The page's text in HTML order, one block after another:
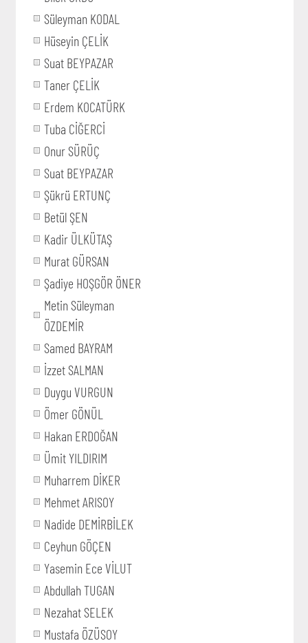
Süleyman KODAL
Hüseyin ÇELİK
Suat BEYPAZAR
Taner ÇELİK
Erdem KOCATÜRK
Tuba CİĞERCİ
Onur SÜRÜÇ
Suat BEYPAZAR
Şükrü ERTUNÇ
Betül ŞEN
Kadir ÜLKÜTAŞ
Murat GÜRSAN
Şadiye HOŞGÖR ÖNER
Metin Süleyman
ÖZDEMİR
Samed BAYRAM
İzzet SALMAN
Duygu VURGUN
Ömer GÖNÜL
Hakan ERDOĞAN
Ümit YILDIRIM
Muharrem DİKER
Mehmet ARISOY
Nadide DEMİRBİLEK
Ceyhun GÖÇEN
Yasemin Ece VİLUT
Abdullah TUGAN
Nezahat SELEK
Mustafa ÖZÜSOY